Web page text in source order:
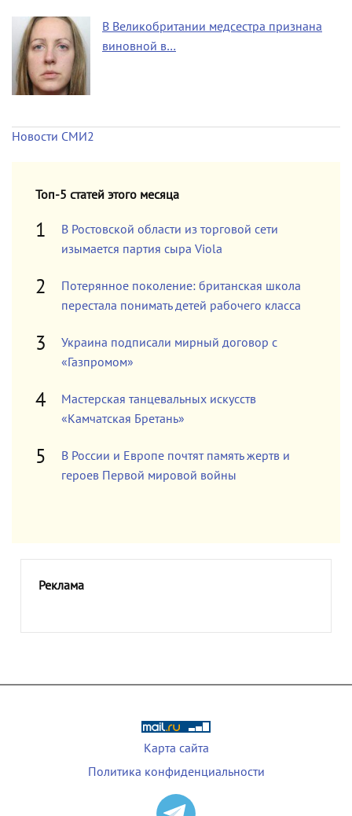
В Великобритании медсестра признана
виновной в…
Новости СМИ2
Топ-5 статей этого месяца
В Ростовской области из торговой сети
изымается партия сыра Viola
Потерянное поколение: британская школа
перестала понимать детей рабочего класса
Украина подписали мирный договор с
«Газпромом»
Мастерская танцевальных искусств
«Камчатская Бретань»
В России и Европе почтят память жертв и
героев Первой мировой войны
Реклама
Карта сайта
Политика конфиденциальности